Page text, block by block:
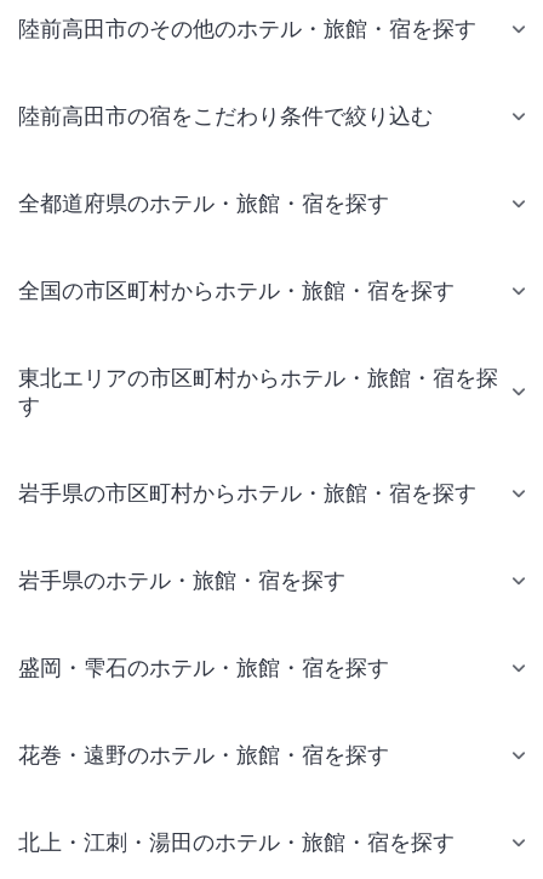
陸前高田市のその他のホテル・旅館・宿を探す
陸前高田市の宿をこだわり条件で絞り込む
全都道府県のホテル・旅館・宿を探す
全国の市区町村からホテル・旅館・宿を探す
東北エリアの市区町村からホテル・旅館・宿を探
す
岩手県の市区町村からホテル・旅館・宿を探す
岩手県のホテル・旅館・宿を探す
盛岡・雫石のホテル・旅館・宿を探す
花巻・遠野のホテル・旅館・宿を探す
北上・江刺・湯田のホテル・旅館・宿を探す